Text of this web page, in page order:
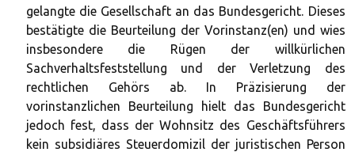
gelangte die Gesellschaft an das Bundesgericht. Dieses
bestätigte die Beurteilung der Vorinstanz(en) und wies
insbesondere die Rügen der willkürlichen
Sachverhaltsfeststellung und der Verletzung des
rechtlichen Gehörs ab. In Präzisierung der
vorinstanzlichen Beurteilung hielt das Bundesgericht
jedoch fest, dass der Wohnsitz des Geschäftsführers
kein subsidiäres Steuerdomizil der juristischen Person